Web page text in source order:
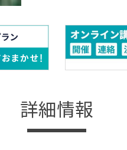
詳細情報